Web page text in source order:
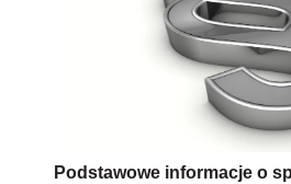
Podstawowe informacje o